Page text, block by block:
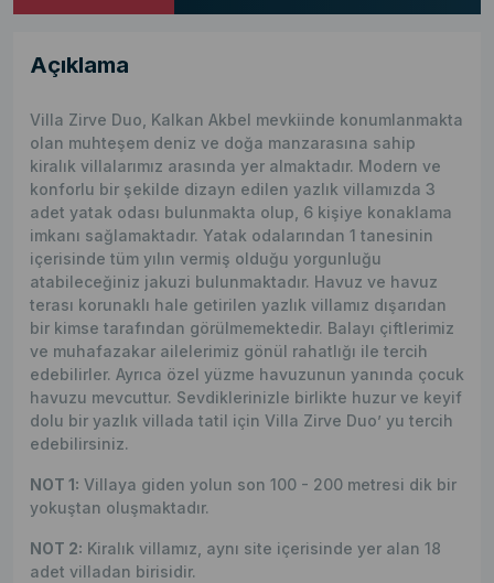
Açıklama
Villa Zirve Duo, Kalkan Akbel mevkiinde konumlanmakta
olan muhteşem deniz ve doğa manzarasına sahip
kiralık villalarımız arasında yer almaktadır. Modern ve
konforlu bir şekilde dizayn edilen yazlık villamızda 3
adet yatak odası bulunmakta olup, 6 kişiye konaklama
imkanı sağlamaktadır. Yatak odalarından 1 tanesinin
içerisinde tüm yılın vermiş olduğu yorgunluğu
atabileceğiniz jakuzi bulunmaktadır. Havuz ve havuz
terası korunaklı hale getirilen yazlık villamız dışarıdan
bir kimse tarafından görülmemektedir. Balayı çiftlerimiz
ve muhafazakar ailelerimiz gönül rahatlığı ile tercih
edebilirler. Ayrıca özel yüzme havuzunun yanında çocuk
havuzu mevcuttur. Sevdiklerinizle birlikte huzur ve keyif
dolu bir yazlık villada tatil için Villa Zirve Duo’ yu tercih
edebilirsiniz.
NOT 1: Villaya giden yolun son 100 - 200 metresi dik bir
yokuştan oluşmaktadır.
NOT 2: Kiralık villamız, aynı site içerisinde yer alan 18
adet villadan birisidir.